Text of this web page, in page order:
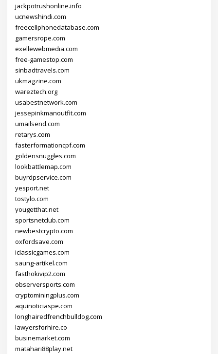
jackpotrushonline.info
ucnewshindi.com
freecellphonedatabase.com
gamersrope.com
exellewebmedia.com
free-gamestop.com
sinbadtravels.com
ukmagzine.com
wareztech.org
usabestnetwork.com
jessepinkmanoutfit.com
umailsend.com
retarys.com
fasterformationcpf.com
goldensnuggles.com
lookbattlemap.com
buyrdpservice.com
yesport.net
tostylo.com
yougetthat.net
sportsnetclub.com
newbestcrypto.com
oxfordsave.com
iclassicgames.com
saung-artikel.com
fasthokivip2.com
observersports.com
cryptominingplus.com
aquinoticiaspe.com
longhairedfrenchbulldog.com
lawyersforhire.co
businemarket.com
matahari88play.net